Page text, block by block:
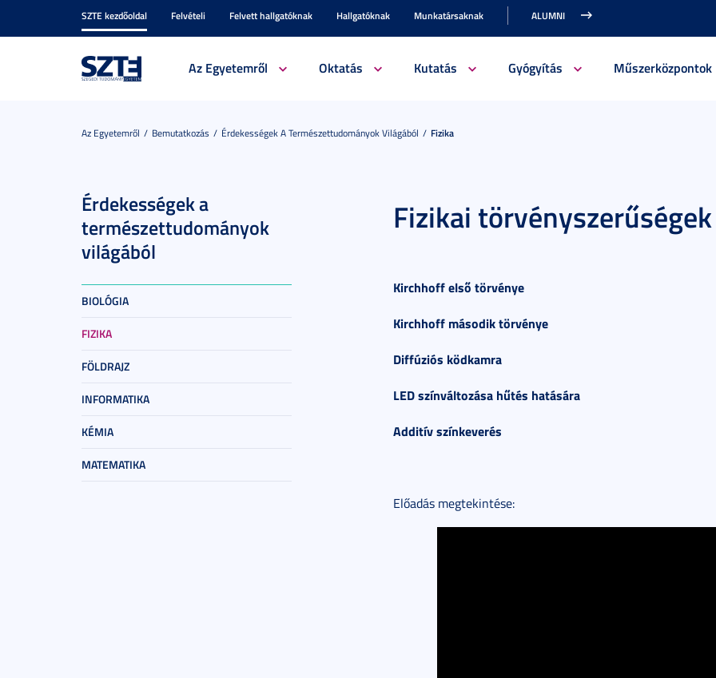
SZTE kezdőoldal Felvételi Felvett hallgatóknak Hallgatóknak Munkatársaknak ALUMNI
Az Egyetemről Oktatás Kutatás Gyógyítás Műszerközpontok
Az Egyetemről Bemutatkozás Érdekességek A Természettudományok Világából Fizika
Érdekességek a
természettudományok
világából
BIOLÓGIA
FIZIKA
FÖLDRAJZ
INFORMATIKA
KÉMIA
MATEMATIKA
Fizikai törvényszerűségek
Kirchhoff első törvénye
Kirchhoff második törvénye
Diffúziós ködkamra
LED színváltozása hűtés hatására
Additív színkeverés
Előadás megtekintése: